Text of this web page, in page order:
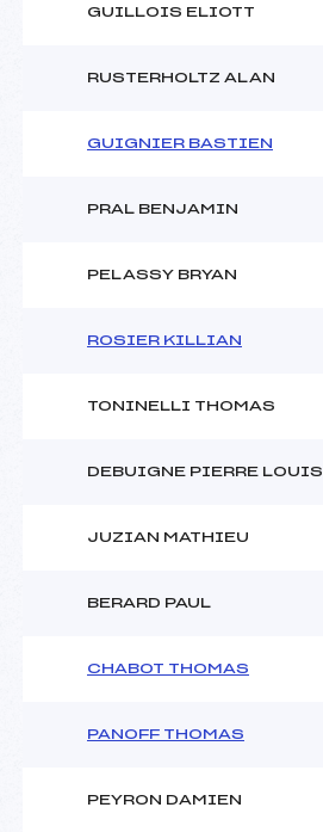
GUILLOIS ELIOTT
RUSTERHOLTZ ALAN
GUIGNIER BASTIEN
PRAL BENJAMIN
PELASSY BRYAN
ROSIER KILLIAN
TONINELLI THOMAS
DEBUIGNE PIERRE LOUIS
JUZIAN MATHIEU
BERARD PAUL
CHABOT THOMAS
PANOFF THOMAS
PEYRON DAMIEN